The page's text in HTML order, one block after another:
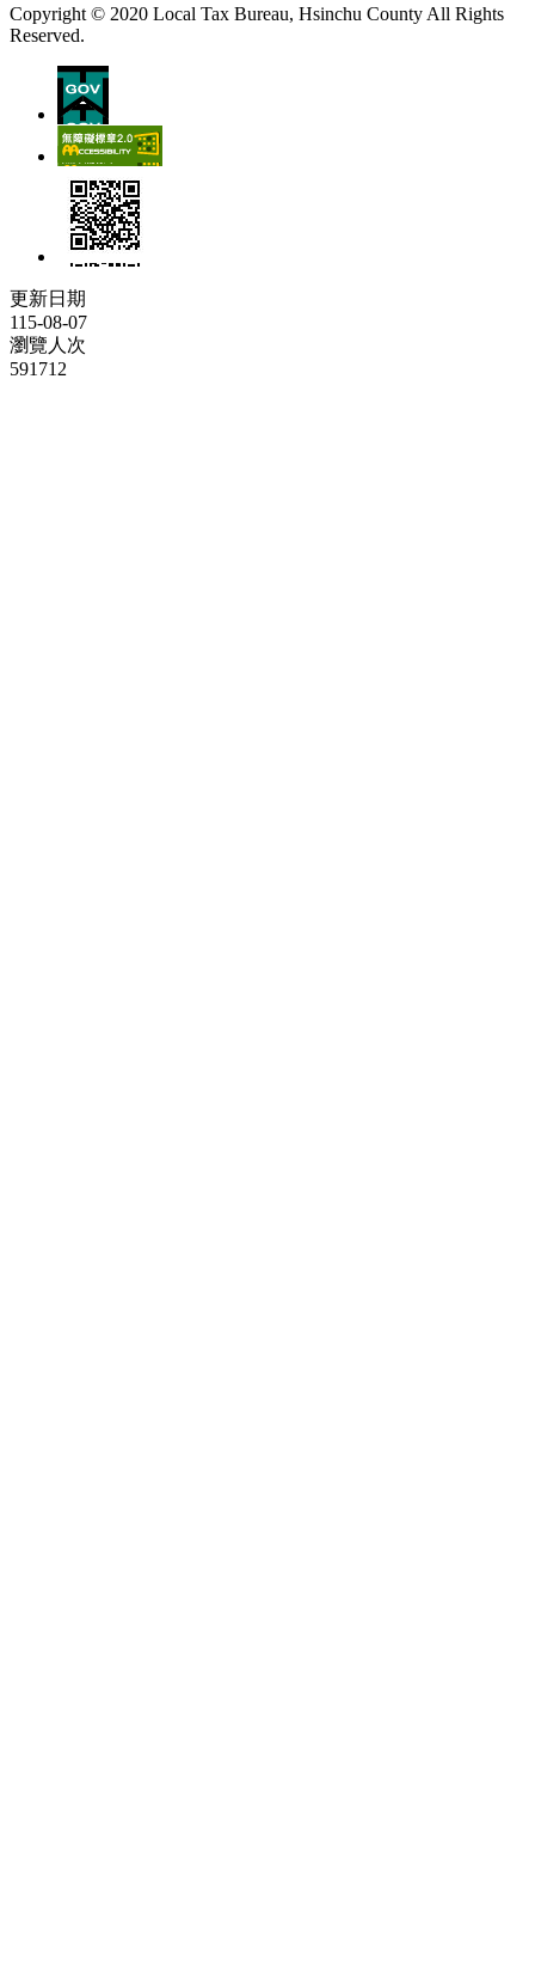
Copyright © 2020 Local Tax Bureau, Hsinchu County All Rights
Reserved.
更新日期
115-08-07
瀏覽人次
591712